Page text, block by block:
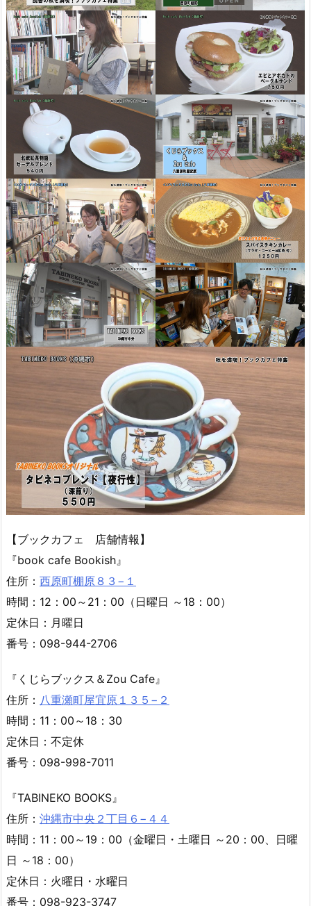
【ブックカフェ 店舗情報】
『book cafe Bookish』
住所： 西原町棚原８３−１
時間：12：00～21：00（日曜日 ～18：00）
定休日：月曜日
番号：098-944-2706
『くじらブックス＆Zou Cafe』
住所： 八重瀬町屋宜原１３５−２
時間：11：00～18：30
定休日：不定休
番号：098-998-7011
『TABINEKO BOOKS』
住所： 沖縄市中央２丁目６−４４
時間：11：00～19：00（金曜日・土曜日 ～20：00、日曜
日 ～18：00）
定休日：火曜日・水曜日
番号：098-923-3747